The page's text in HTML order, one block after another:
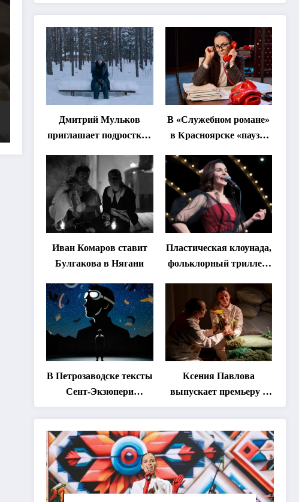
Дмитрий Мульков
приглашает подростков
«спектакль-
солостальгию»
В «Служебном романе»
в Красноярске «паузы
Иван Комаров ставит
Булгакова в Нягани
Пластическая клоунада,
фольклорный триллер,
Что покажут на втором
этапе фестиваля
«Монокль»
В Петрозаводске тексты
Сент-Экзюпери
переведут на язык
хореографии
Ксения Павлова
выпускает премьеру о
дружбе сурка и